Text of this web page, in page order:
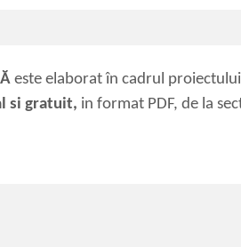
este elaborat în cadrul proiectului
si gratuit, in format PDF, de la